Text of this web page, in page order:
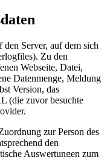
Server, auf dem sich
Zu den
Webseite, Datei,
Datenmenge, Meldung
Version, das
(die zuvor besuchte
zur Person des
den
Auswertungen zum